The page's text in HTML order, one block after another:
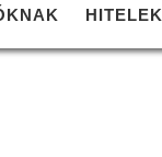
HITELEK